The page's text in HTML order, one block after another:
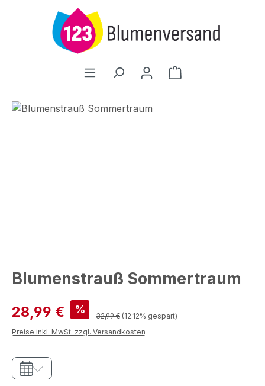
Zum Hauptinhalt springen
Warenkorb
Bildergalerie überspringen
Blumenstrauß Sommertraum
Verkaufspreis:
28,99 € % Regulärer Preis:
32,99 € (12.12% gespart)
Preise inkl. MwSt. zzgl. Versandkosten